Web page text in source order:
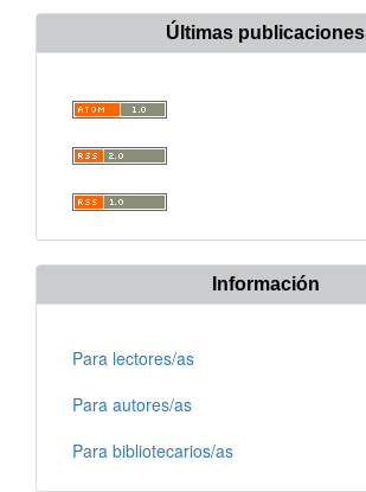
Últimas publicaciones
Información
Para lectores/as
Para autores/as
Para bibliotecarios/as